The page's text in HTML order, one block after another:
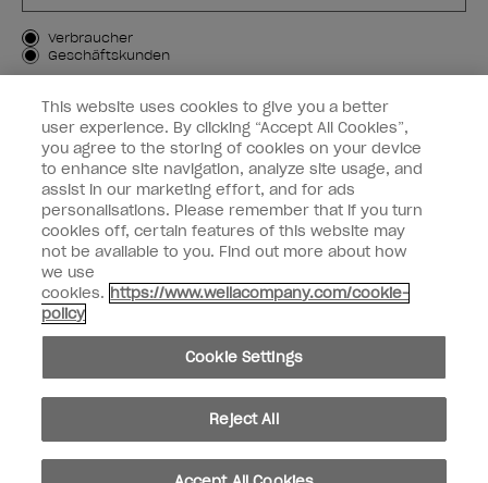
Kundenart
Verbraucher
Geschäftskunden
MICH ANMELDEN
Kundeninformationen
OPI & Sie
instagramfacebook
Copyright 2026, Wella Operations US LLC. Alle Rechte vorbehalten.
This website uses cookies to give you a better
user experience. By clicking “Accept All Cookies”,
you agree to the storing of cookies on your device
to enhance site navigation, analyze site usage, and
assist in our marketing effort, and for ads
personalisations. Please remember that if you turn
cookies off, certain features of this website may
not be available to you. Find out more about how
we use
cookies. https://www.wellacompany.com/cookie-
policy
Cookie Settings
Reject All